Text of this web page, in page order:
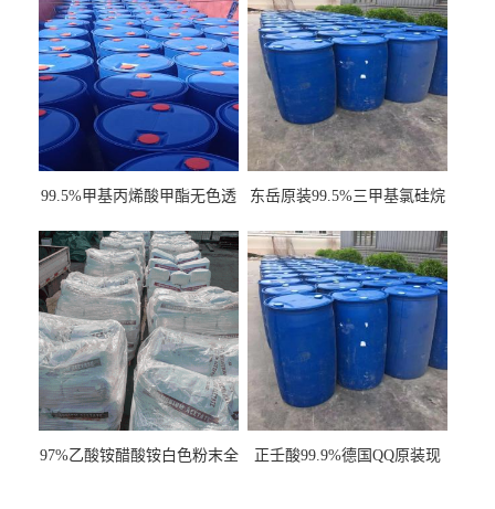
99.5%甲基丙烯酸甲酯无色透
东岳原装99.5%三甲基氯硅烷
97%乙酸铵醋酸铵白色粉末全
正壬酸99.9%德国QQ原装现